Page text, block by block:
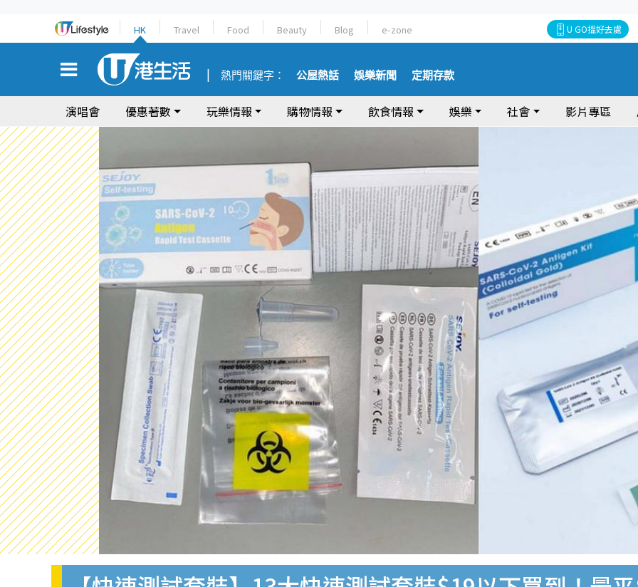
HK Travel Food Beauty Blog e-zone U GO搵好去處
熱門關鍵字： 公屋熱話 娛樂新聞 定期存款
演唱會 優惠著數 玩樂情報 購物情報 飲食情報 娛樂 社會 影片專區